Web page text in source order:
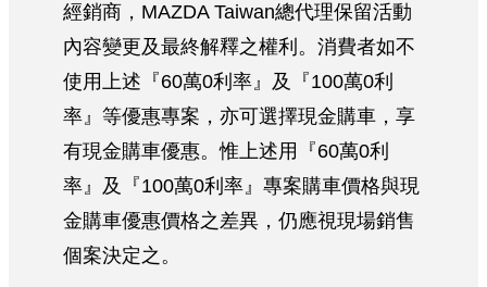
經銷商，MAZDA Taiwan總代理保留活動
內容變更及最終解釋之權利。消費者如不
使用上述『60萬0利率』及『100萬0利
率』等優惠專案，亦可選擇現金購車，享
有現金購車優惠。惟上述用『60萬0利
率』及『100萬0利率』專案購車價格與現
金購車優惠價格之差異，仍應視現場銷售
個案決定之。